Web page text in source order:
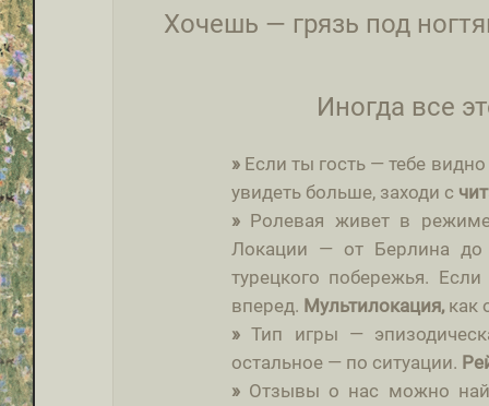
Хочешь — грязь под
Иногда все
» Если ты гость — тебе
увидеть больше, заходи с
» Ролевая живет в
Локации — от Берлина до
турецкого побережья.
вперед. Мультилокация,как
» Тип игры —
остальное — по ситуации.
» Отзывы о нас можно